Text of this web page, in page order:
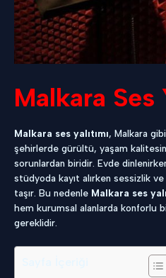
Malkara Ses
Malkara ses yalıtımı, Malkara
şehirlerde gürültü, yaşam
sorunlardan biridir. Evde
stüdyoda kayıt alırken sessizlik
taşır. Bu nedenle Malkara ses
hem kurumsal alanlarda konforlu
gereklidir.